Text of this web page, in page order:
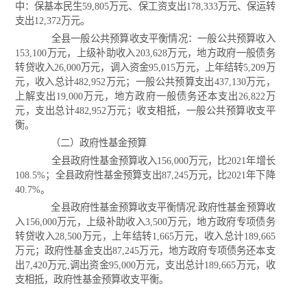
中：保基本民生59,805万元、保工资支出178,333万元、保运转
支出12,372万元。
全县一般公共预算收支平衡情况：一般公共预算收入
153,100万元，上级补助收入203,628万元，地方政府一般债务
转贷收入26,000万元，调入资金95,015万元，上年结转5,209万
元，收入总计482,952万元；一般公共预算支出437,130万元，
上解支出19,000万元，地方政府一般债务还本支出26,822万
元，支出总计482,952万元；收支相抵，一般公共预算收支平
衡。
（二）政府性基金预算
全县政府性基金预算收入156,000万元，比2021年增长
108.5%；全县政府性基金预算支出87,245万元，比2021年下降
40.7%。
全县政府性基金预算收支平衡情况:政府性基金预算收
入156,000万元，上级补助收入3,500万元，地方政府专项债务
转贷收入28,500万元，上年结转1,665万元，收入总计189,665
万元；政府性基金支出87,245万元，地方政府专项债务还本支
出7,420万元,调出资金95,000万元，支出总计189,665万元，收
支相抵，政府性基金预算收支平衡。